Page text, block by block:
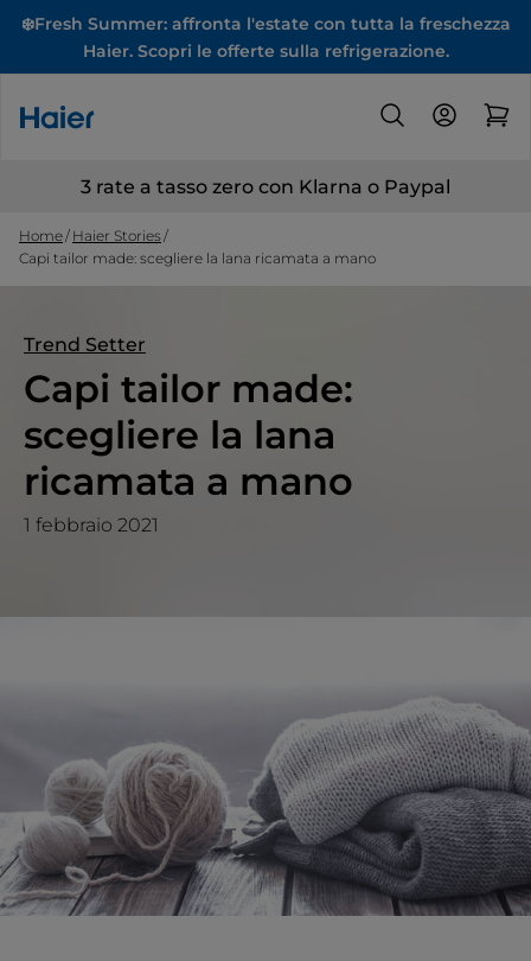
❄️Fresh Summer: affronta l'estate con tutta la freschezza
Haier. Scopri le offerte sulla refrigerazione.
3 rate a tasso zero con Klarna o Paypal
Home Haier Stories
Capi tailor made: scegliere la lana ricamata a mano
Trend Setter
Capi tailor made:
scegliere la lana
ricamata a mano
1 febbraio 2021